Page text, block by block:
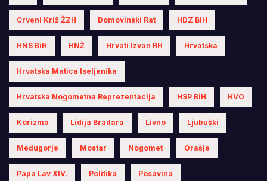
Crveni Križ ŽZH Domovinski Rat HDZ BiH
HNS BiH HNŽ Hrvati Izvan RH Hrvatska
Hrvatska Matica Iseljenika
Hrvatska Nogometna Reprezentacija HSP BiH HVO
Korizma Lidija Bradara Livno Ljubuški
Međugorje Mostar Nogomet Orašje
Papa Lav XIV. Politika Posavina